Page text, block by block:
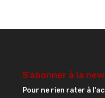
S’abonner à la
Pour ne rien rater à